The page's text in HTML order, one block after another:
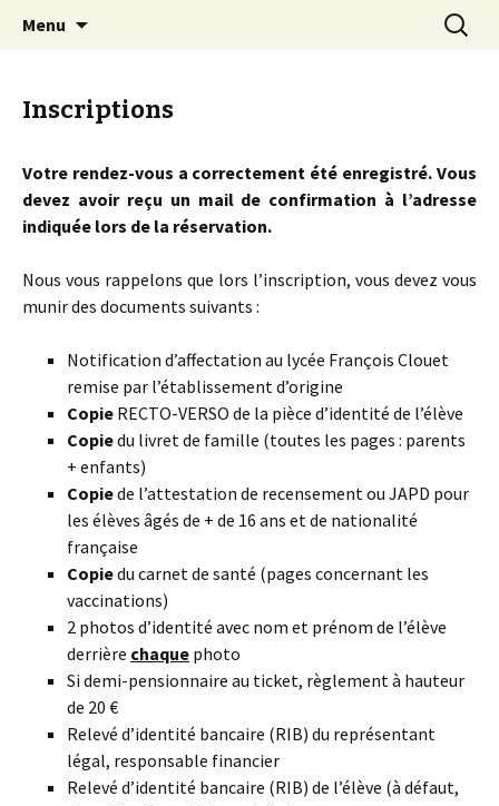
Lycée Clouet / Lycée des
Métiers de la Mode et des
Services
Menu
Inscriptions
Votre rendez-vous a correctement été enregistré. Vous
devez avoir reçu un mail de confirmation à l’adresse
indiquée lors de la réservation.
Nous vous rappelons que lors l’inscription, vous devez vous
munir des documents suivants :
Notification d’affectation au lycée François Clouet
remise par l’établissement d’origine
Copie RECTO-VERSO de la pièce d’identité de l’élève
Copiedu livret de famille (toutes les pages : parents
+ enfants)
Copiede l’attestation de recensement ou JAPD pour
les élèves âgés de + de 16 ans et de nationalité
française
Copiedu carnet de santé (pages concernant les
vaccinations)
2 photos d’identité avec nom et prénom de l’élève
derrière chaque photo
Si demi-pensionnaire au ticket, règlement à hauteur
de 20 €
Relevé d’identité bancaire (RIB) du représentant
légal, responsable financier
Relevé d’identité bancaire (RIB) de l’élève (à défaut,